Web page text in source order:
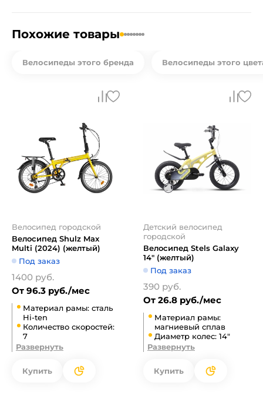
Похожие товары
Велосипеды этого бренда Велосипеды этого
Велосипед городской
Велосипед Shulz Max
Multi (2024) (желтый)
Под заказ
1400 руб.
От 96.3 руб./мес
Материал рамы: сталь
Hi-ten
Количество скоростей:
7
Развернуть
Купить
Детский велосипед
городской
Велосипед Stels Galaxy
14" (желтый)
Под заказ
390 руб.
От 26.8 руб./мес
Материал рамы:
магниевый сплав
Диаметр колес: 14"
Развернуть
Купить